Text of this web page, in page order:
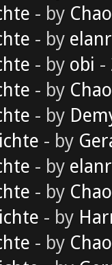
- by
- by
- by obi -
- by
- by
- by
- by
- by
- by
- by